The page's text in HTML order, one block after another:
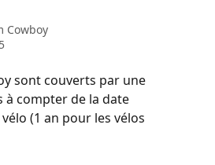
Cowboy
sont couverts par une
à compter de la date
(1 an pour les vélos